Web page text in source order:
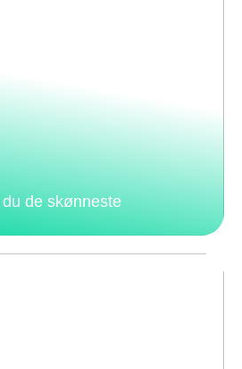
de skønneste